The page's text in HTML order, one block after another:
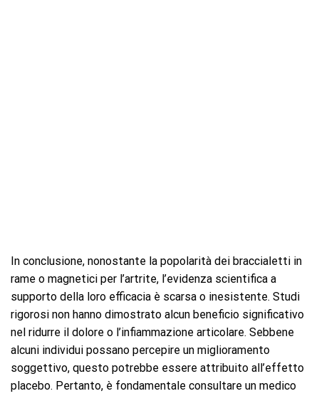
In conclusione, nonostante la popolarità dei braccialetti in
rame o magnetici per l’artrite, l’evidenza scientifica a
supporto della loro efficacia è scarsa o inesistente. Studi
rigorosi non hanno dimostrato alcun beneficio significativo
nel ridurre il dolore o l’infiammazione articolare. Sebbene
alcuni individui possano percepire un miglioramento
soggettivo, questo potrebbe essere attribuito all’effetto
placebo. Pertanto, è fondamentale consultare un medico